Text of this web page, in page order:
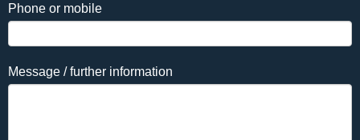
Phone or mobile
Message / further information